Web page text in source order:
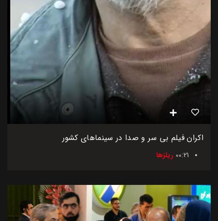
اکران فیلم بی سر و صدا در سینماهای کشور
00:21 ریلزها